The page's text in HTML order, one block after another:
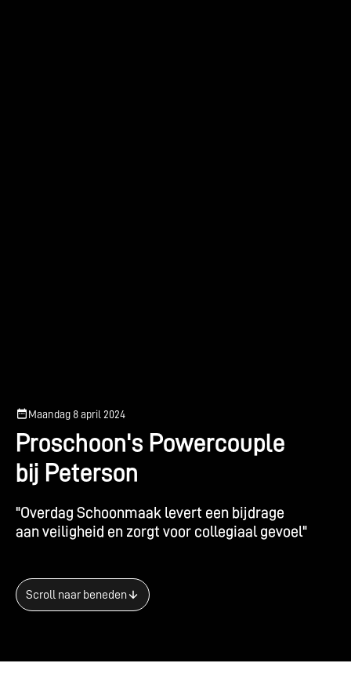
Maandag 8 april 2024
Proschoon's Powercouple
bij Peterson
"Overdag Sc hoonmaa k levert een bijdrage
aan veilig heid en zorgt voor collegiaal gevoel"
Scroll naar beneden